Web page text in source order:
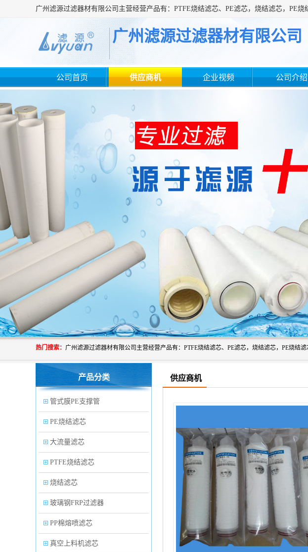
广州滤源过滤器材有限公司
公司首页 供应商机 企业视频 公司介绍
热门搜索：
产品分类
管式膜PE支撑管
PE烧结滤芯
大流量滤芯
PTFE烧结滤芯
烧结滤芯
玻璃钢FRP过滤器
PP棉熔喷滤芯
真空上料机滤芯
供应商机